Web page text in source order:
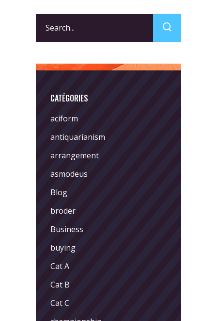
for:
CATÉGORIES
aciform
antiquarianism
arrangement
asmodeus
Blog
broder
Business
buying
Cat A
Cat B
Cat C